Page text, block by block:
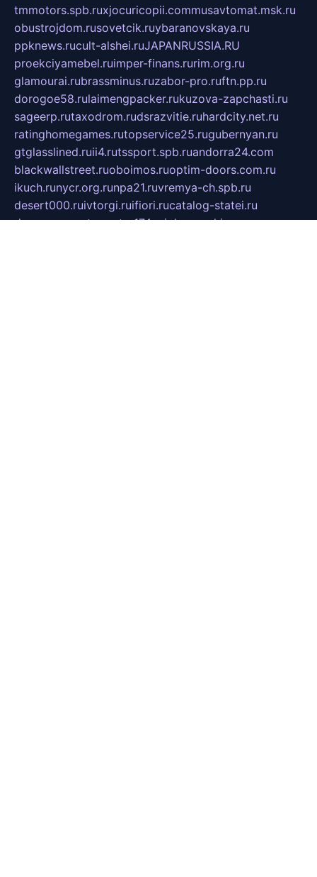
tmmotors.spb.ruxjocuricopii.commusavtomat.msk.ru
obustrojdom.rusovetcik.ruybaranovskaya.ru
ppknews.rucult-alshei.ruJAPANRUSSIA.RU
proekciyamebel.ruimper-finans.rurim.org.ru
glamourai.rubrassminus.ruzabor-pro.ruftn.pp.ru
dorogoe58.rulaimengpacker.rukuzova-zapchasti.ru
sageerp.rutaxodrom.rudsrazvitie.ruhardcity.net.ru
ratinghomegames.rutopservice25.rugubernyan.ru
gtglasslined.ruii4.rutssport.spb.ruandorra24.com
blackwallstreet.ruoboimos.ruoptim-doors.com.ru
ikuch.runycr.org.runpa21.ruvremya-ch.spb.ru
desert000.ruivtorgi.ruifiori.rucatalog-statei.ru
dcv.org.ruspetsmaster174.ruipkameryhiseeu.ru